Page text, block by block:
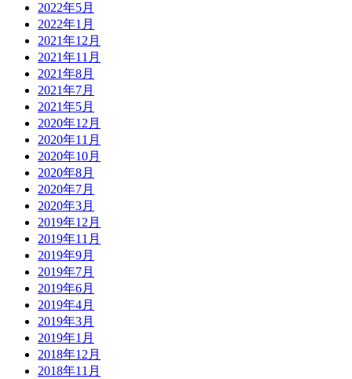
2022年5月
2022年1月
2021年12月
2021年11月
2021年8月
2021年7月
2021年5月
2020年12月
2020年11月
2020年10月
2020年8月
2020年7月
2020年3月
2019年12月
2019年11月
2019年9月
2019年7月
2019年6月
2019年4月
2019年3月
2019年1月
2018年12月
2018年11月